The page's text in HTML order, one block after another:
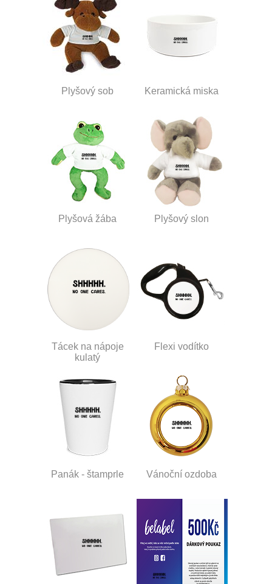
Plyšový sob Keramická miska
Plyšová žába Plyšový slon
Tácek na nápoje
kulatý
Flexi vodítko
Panák - štamprle Vánoční ozdoba